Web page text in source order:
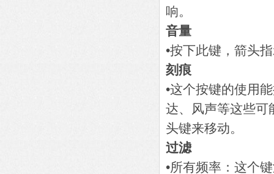
响。
音量
•按下此键，箭头
刻痕
•这个按键的使用
达、风声等这些可
头键来移动。
过滤
•所有频率：这个